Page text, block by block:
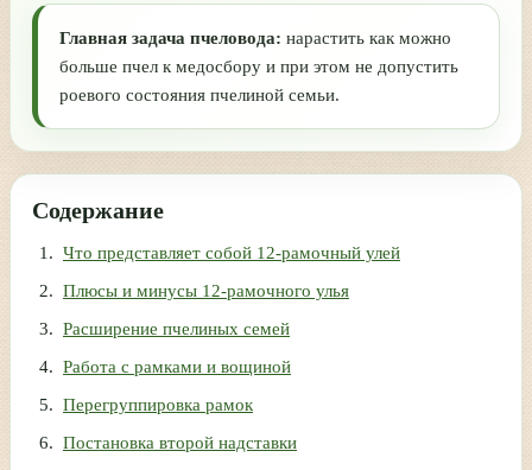
Главная задача пчеловода: нарастить как можно
больше пчел к медосбору и при этом не допустить
роевого состояния пчелиной семьи.
Содержание
Что представляет собой 12-рамочный улей
Плюсы и минусы 12-рамочного улья
Расширение пчелиных семей
Работа с рамками и вощиной
Перегруппировка рамок
Постановка второй надставки